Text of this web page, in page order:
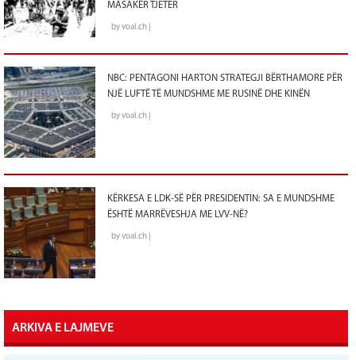
MASAKËR TJETËR
by voal.ch |
NBC: PENTAGONI HARTON STRATEGJI BËRTHAMORE PËR
NJË LUFTË TË MUNDSHME ME RUSINË DHE KINËN
by voal.ch |
KËRKESA E LDK-SË PËR PRESIDENTIN: SA E MUNDSHME
ËSHTË MARRËVESHJA ME LVV-NË?
by voal.ch |
ARKIVA E LAJMEVE